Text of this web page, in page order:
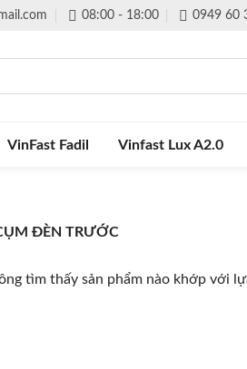
08:00 - 18:00 0949 60
VinFast Fadil Vinfast Lux A2.0
ĐÈN TRƯỚC
tìm thấy sản phẩm nào khớp với